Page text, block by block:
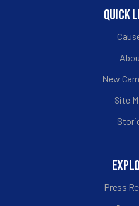
QUICK
New
Site
Press